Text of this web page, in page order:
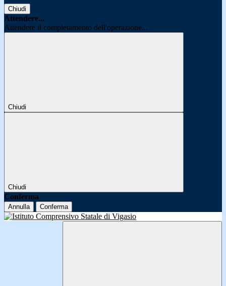
Chiudi
Attendere...
Attendere il completamento dell'operazione...
Chiudi
Chiudi
Conferma
Annulla Conferma